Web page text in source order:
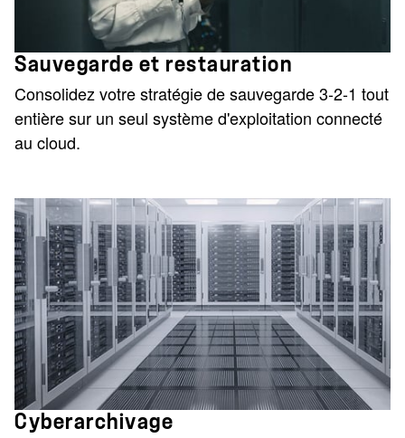
Sauvegarde et restauration
Consolidez votre stratégie de sauvegarde 3-2-1 tout
entière sur un seul système d'exploitation connecté
au cloud.
Cyberarchivage